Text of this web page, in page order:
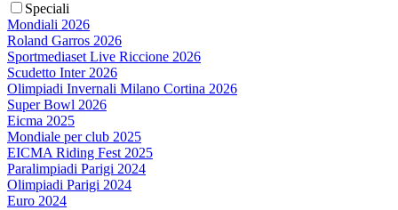
Speciali
Mondiali 2026
Roland Garros 2026
Sportmediaset Live Riccione 2026
Scudetto Inter 2026
Olimpiadi Invernali Milano Cortina 2026
Super Bowl 2026
Eicma 2025
Mondiale per club 2025
EICMA Riding Fest 2025
Paralimpiadi Parigi 2024
Olimpiadi Parigi 2024
Euro 2024